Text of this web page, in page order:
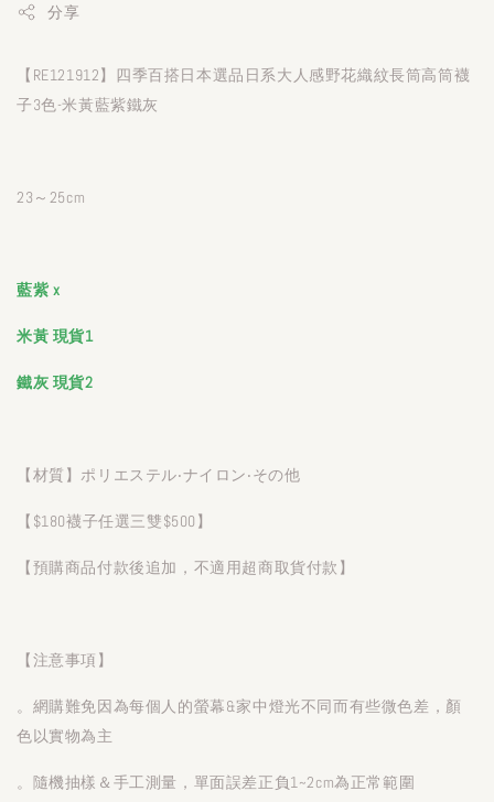
分享
【RE121912】四季百搭日本選品日系大人感野花織紋長筒高筒襪
子3色-米黃藍紫鐵灰
23～25cm
藍紫 x
米黃 現貨1
鐵灰 現貨2
【材質】ポリエステル‧ナイロン‧その他
【$180襪子任選三雙$500】
【預購商品付款後追加，不適用超商取貨付款】
【注意事項】
。網購難免因為每個人的螢幕&家中燈光不同而有些微色差，顏
色以實物為主
。隨機抽樣＆手工測量，單面誤差正負1~2cm為正常範圍